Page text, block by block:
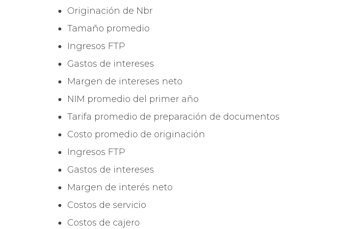
Originación de Nbr
Tamaño promedio
Ingresos FTP
Gastos de intereses
Margen de intereses neto
NIM promedio del primer año
Tarifa promedio de preparación de documentos
Costo promedio de originación
Ingresos FTP
Gastos de intereses
Margen de interés neto
Costos de servicio
Costos de cajero